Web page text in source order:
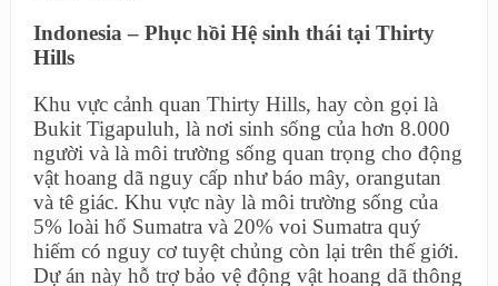
Indonesia – Phục hồi Hệ sinh thái tại Thirty
Hills
Khu vực cảnh quan Thirty Hills, hay còn gọi là
Bukit Tigapuluh, là nơi sinh sống của hơn 8.000
người và là môi trường sống quan trọng cho động
vật hoang dã nguy cấp như báo mây, orangutan
và tê giác. Khu vực này là môi trường sống của
5% loài hổ Sumatra và 20% voi Sumatra quý
hiếm có nguy cơ tuyệt chủng còn lại trên thế giới.
Dự án này hỗ trợ bảo vệ động vật hoang dã thông